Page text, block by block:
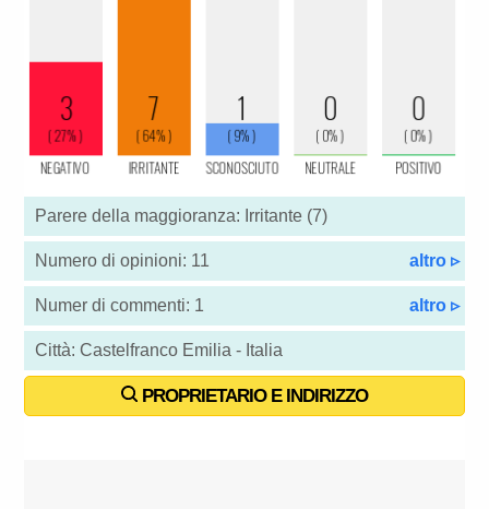
Parere della maggioranza: Irritante (7)
Numero di opinioni: 11 altro ▹
Numer di commenti: 1 altro ▹
Città: Castelfranco Emilia - Italia
PROPRIETARIO E INDIRIZZO